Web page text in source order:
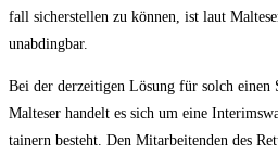
fall sicher­stel­len zu kön­nen, ist laut
unabdingbar.
Bei der der­zei­ti­gen Lösung für solch einen
Mal­te­ser han­delt es sich um eine
tai­nern besteht. Den Mit­ar­bei­ten­den des